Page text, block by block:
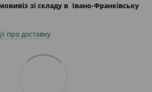
зі складу в Івано-Франківську
про доставку